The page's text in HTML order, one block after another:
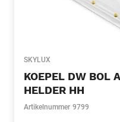
SKYLUX
KOEPEL DW BOL
HELDER HH
Artikelnummer 9799